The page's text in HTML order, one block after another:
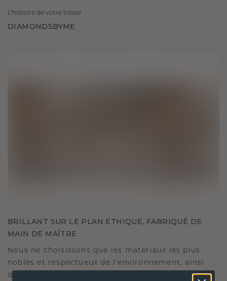
L'histoire de votre trésor
DIAMONDSBYME
BRILLANT SUR LE PLAN ÉTHIQUE, FABRIQUÉ DE
MAIN DE MAÎTRE
Nous ne choisissons que les matériaux les plus
nobles et respectueux de l'environnement, ainsi
que des diamants synthétiques. Nos experts en